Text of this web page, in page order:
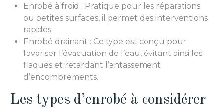
Enrobé à froid : Pratique pour les réparations
ou petites surfaces, il permet des interventions
rapides.
Enrobé drainant : Ce type est conçu pour
favoriser l’évacuation de l’eau, évitant ainsi les
flaques et retardant l’entassement
d’encombrements.
Les types d’enrobé à considérer